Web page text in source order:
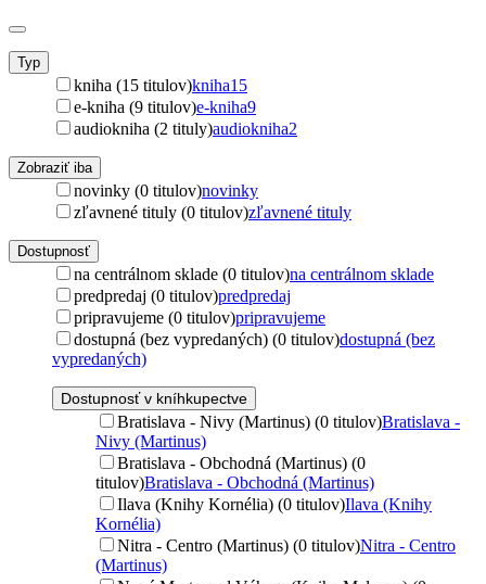
Typ
kniha (15 titulov)kniha15
e-kniha (9 titulov)e-kniha9
audiokniha (2 tituly)audiokniha2
Zobraziť iba
novinky (0 titulov)novinky
zľavnené tituly (0 titulov)zľavnené tituly
Dostupnosť
na centrálnom sklade (0 titulov)na centrálnom sklade
predpredaj (0 titulov)predpredaj
pripravujeme (0 titulov)pripravujeme
dostupná (bez vypredaných) (0 titulov)dostupná (bez
vypredaných)
Dostupnosť v kníhkupectve
Bratislava - Nivy (Martinus) (0 titulov)Bratislava -
Nivy (Martinus)
Bratislava - Obchodná (Martinus) (0
titulov)Bratislava - Obchodná (Martinus)
Ilava (Knihy Kornélia) (0 titulov)Ilava (Knihy
Kornélia)
Nitra - Centro (Martinus) (0 titulov)Nitra - Centro
(Martinus)